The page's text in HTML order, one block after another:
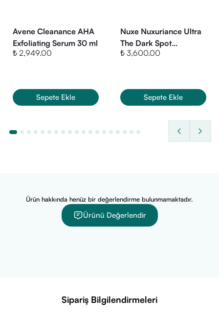
kullanımına uygundur. İçeriğinde retinoid benzeri kompleks
ve salisilik asit barındırdığından hamilelik ve emzirme
dönemlerinde kullanım öncesi hekime danışılması önerilir.
Crosspolymer, Dicaprylyl Carbonate, Niacinamide,
Caprylic/Capric Triglyceride, Cetearyl Alcohol, Glyceryl
Stearate, Hydrogenated Vegetable Oil, PEG-100 Stearate,
Coco-Glucoside, Parfum (Fragrance)
Avene Cleanance AHA
Exfoliating Serum 30 ml
₺ 2,949.00
Sepete Ekle
Nuxe Nuxuriance Ultra
The Dark Spot
Correcting Serum 30
₺ 3,600.00
Sepete Ekle
Ürün hakkında henüz bir değerlendirme bulunmamaktadır.
Ürünü Değerlendir
Sipariş Bilgilendirmeleri